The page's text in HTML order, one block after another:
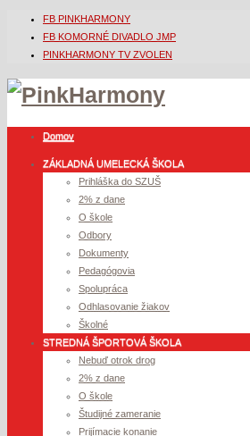
FB PINKHARMONY
FB KOMORNÉ DIVADLO JMP
PINKHARMONY TV ZVOLEN
Domov
ZÁKLADNÁ UMELECKÁ ŠKOLA
Prihláška do SZUŠ
2% z dane
O škole
Odbory
Dokumenty
Pedagógovia
Spolupráca
Odhlasovanie žiakov
Školné
STREDNÁ ŠPORTOVÁ ŠKOLA
Nebuď otrok drog
2% z dane
O škole
Študijné zameranie
Prijímacie konanie